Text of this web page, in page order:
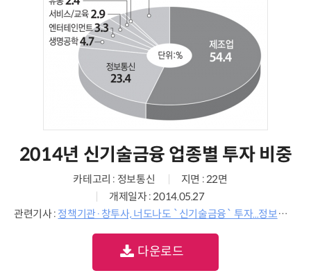
2014년 신기술금융 업종별 투자 비중
카테고리 : 정보통신
지면 : 22면
개제일자 : 2014.05.27
관련기사 : 정책기관·창투사, 너도나도 `신기술금융` 투자...정보통신기업 비중 확대
다운로드